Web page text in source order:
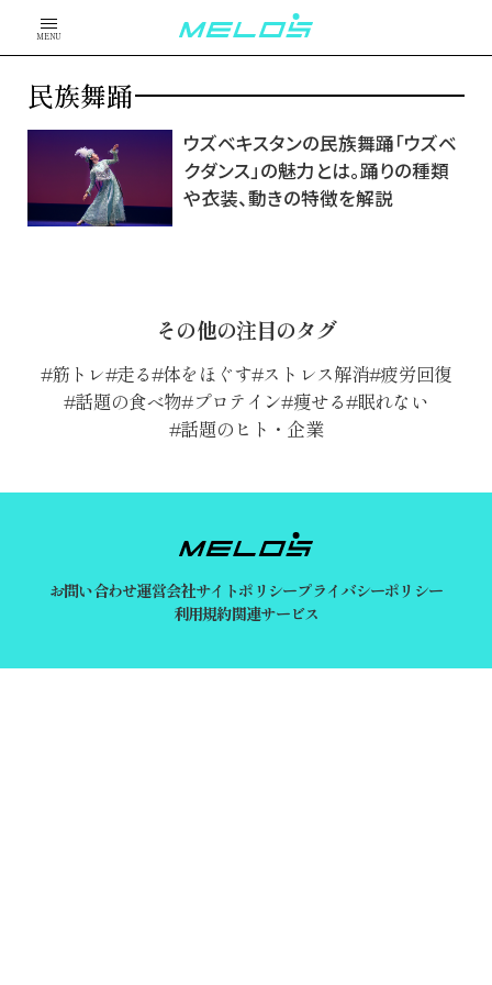
MENU
民族舞踊
ウズベキスタンの民族舞踊「ウズベ
クダンス」の魅力とは。踊りの種類
や衣装、動きの特徴を解説
その他の注目のタグ
筋トレ 走る 体をほぐす ストレス解消 疲労回復
話題の食べ物 プロテイン 痩せる 眠れない
話題のヒト・企業
お問い合わせ運営会社サイトポリシープライバシーポリシー
利用規約関連サービス